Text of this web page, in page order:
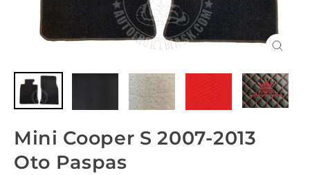
Mini Cooper S 2007-2013
Oto Paspas